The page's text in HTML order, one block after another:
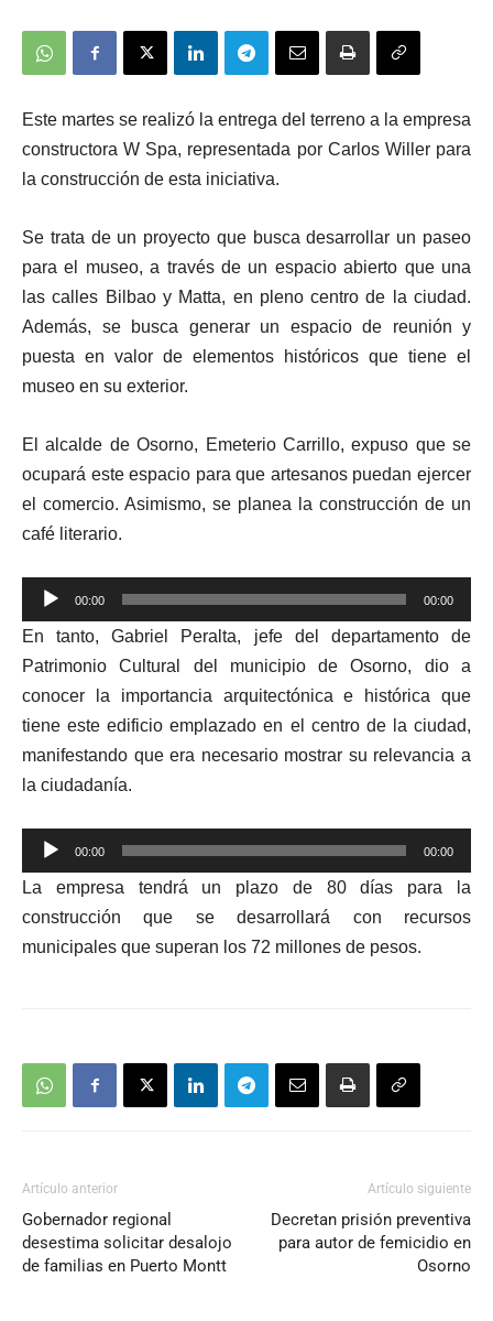
Este martes se realizó la entrega del terreno a la empresa
constructora W Spa, representada por Carlos Willer para
la construcción de esta iniciativa.
Se trata de un proyecto que busca desarrollar un paseo
para el museo, a través de un espacio abierto que una
las calles Bilbao y Matta, en pleno centro de la ciudad.
Además, se busca generar un espacio de reunión y
puesta en valor de elementos históricos que tiene el
museo en su exterior.
El alcalde de Osorno, Emeterio Carrillo, expuso que se
ocupará este espacio para que artesanos puedan ejercer
el comercio. Asimismo, se planea la construcción de un
café literario.
Reproductor
de
audio
00:00 00:00
En tanto, Gabriel Peralta, jefe del departamento de
Patrimonio Cultural del municipio de Osorno, dio a
conocer la importancia arquitectónica e histórica que
tiene este edificio emplazado en el centro de la ciudad,
manifestando que era necesario mostrar su relevancia a
la ciudadanía.
Reproductor
de
audio
00:00 00:00
La empresa tendrá un plazo de 80 días para la
construcción que se desarrollará con recursos
municipales que superan los 72 millones de pesos.
Artículo anterior
Gobernador regional
desestima solicitar desalojo
de familias en Puerto Montt
Artículo siguiente
Decretan prisión preventiva
para autor de femicidio en
Osorno